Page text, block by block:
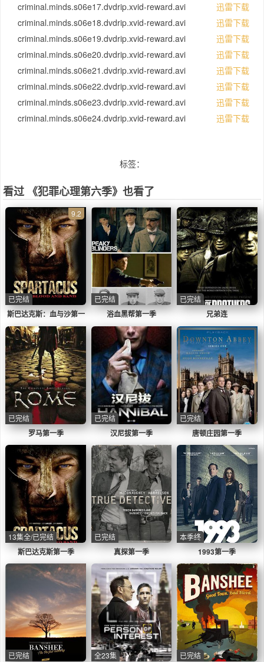
criminal.minds.s06e17.dvdrip.xvid-reward.avi
迅雷下载
criminal.minds.s06e18.dvdrip.xvid-reward.avi
迅雷下载
criminal.minds.s06e19.dvdrip.xvid-reward.avi
迅雷下载
criminal.minds.s06e20.dvdrip.xvid-reward.avi
迅雷下载
criminal.minds.s06e21.dvdrip.xvid-reward.avi
迅雷下载
criminal.minds.s06e22.dvdrip.xvid-reward.avi
迅雷下载
criminal.minds.s06e23.dvdrip.xvid-reward.avi
迅雷下载
criminal.minds.s06e24.dvdrip.xvid-reward.avi
迅雷下载
标签：
看过 《犯罪心理第六季》也看了
斯巴达克斯：血与沙第一
季
9.2
已完结
浴血黑帮第一季
已完结
兄弟连
已完结
罗马第一季
已完结
汉尼拔第一季
已完结
唐顿庄园第一季
已完结
斯巴达克斯第一季
13集全/已完结
真探第一季
已完结
1993第一季
本季终
已完结 全23集 已完结